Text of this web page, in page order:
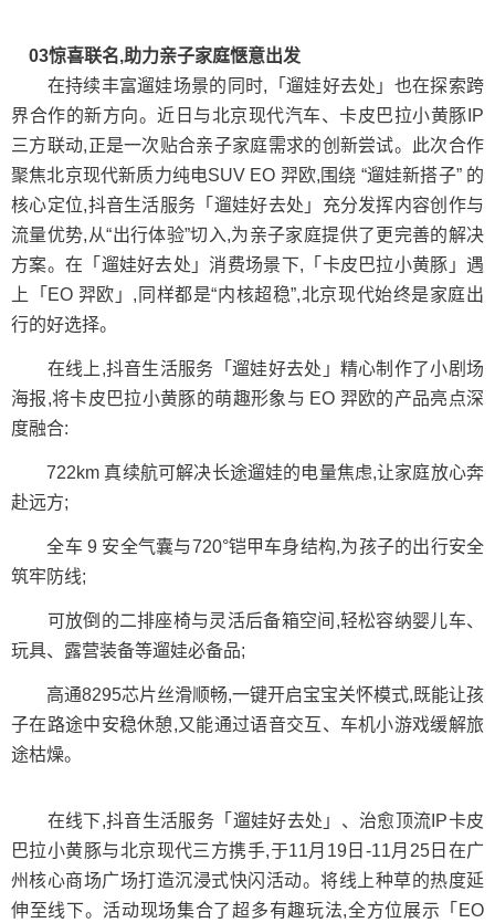
03惊喜联名,助力亲子家庭惬意出发
在持续丰富遛娃场景的同时,「遛娃好去处」也在探索跨
界合作的新方向。近日与北京现代汽车、卡皮巴拉小黄豚IP
三方联动,正是一次贴合亲子家庭需求的创新尝试。此次合作
聚焦北京现代新质力纯电SUV EO 羿欧,围绕 “遛娃新搭子” 的
核心定位,抖音生活服务「遛娃好去处」充分发挥内容创作与
流量优势,从“出行体验”切入,为亲子家庭提供了更完善的解决
方案。在「遛娃好去处」消费场景下,「卡皮巴拉小黄豚」遇
上「EO 羿欧」,同样都是“内核超稳”,北京现代始终是家庭出
行的好选择。
在线上,抖音生活服务「遛娃好去处」精心制作了小剧场
海报,将卡皮巴拉小黄豚的萌趣形象与 EO 羿欧的产品亮点深
度融合:
722km 真续航可解决长途遛娃的电量焦虑,让家庭放心奔
赴远方;
全车 9 安全气囊与720°铠甲车身结构,为孩子的出行安全
筑牢防线;
可放倒的二排座椅与灵活后备箱空间,轻松容纳婴儿车、
玩具、露营装备等遛娃必备品;
高通8295芯片丝滑顺畅,一键开启宝宝关怀模式,既能让孩
子在路途中安稳休憩,又能通过语音交互、车机小游戏缓解旅
途枯燥。
在线下,抖音生活服务「遛娃好去处」、治愈顶流IP卡皮
巴拉小黄豚与北京现代三方携手,于11月19日-11月25日在广
州核心商场广场打造沉浸式快闪活动。将线上种草的热度延
伸至线下。活动现场集合了超多有趣玩法,全方位展示「EO